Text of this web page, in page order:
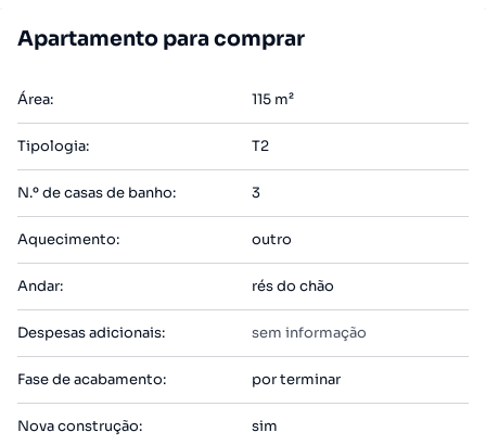
Apartamento para comprar
Área: 115 m²
Tipologia: T2
N.º de casas de banho: 3
Aquecimento: outro
Andar: rés do chão
Despesas adicionais: sem informação
Fase de acabamento: por terminar
Nova construção: sim